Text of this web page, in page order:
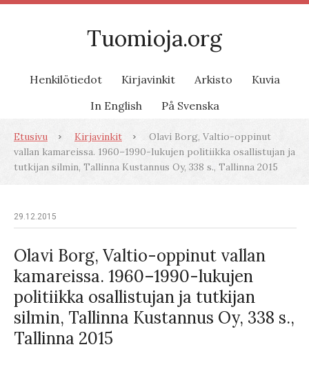
Tuomioja.org
Henkilötiedot Kirjavinkit Arkisto
Kuvia
In English
På Svenska
Etusivu Kirjavinkit
Olavi Borg, Valtio-oppinut
vallan kamareissa. 1960–1990-lukujen politiikka osallistujan ja
tutkijan silmin, Tallinna Kustannus Oy, 338 s., Tallinna 2015
29.12.2015
Olavi Borg, Valtio-oppinut vallan
kamareissa. 1960–1990-lukujen
politiikka osallistujan ja tutkijan
silmin, Tallinna Kustannus Oy, 338 s.,
Tallinna 2015